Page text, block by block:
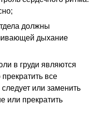
должны
дыхание
в груди являются
все
или заменить
или прекратить